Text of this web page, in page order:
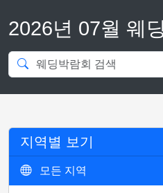
2026년 07월 웨
지역별 보기
모든 지역